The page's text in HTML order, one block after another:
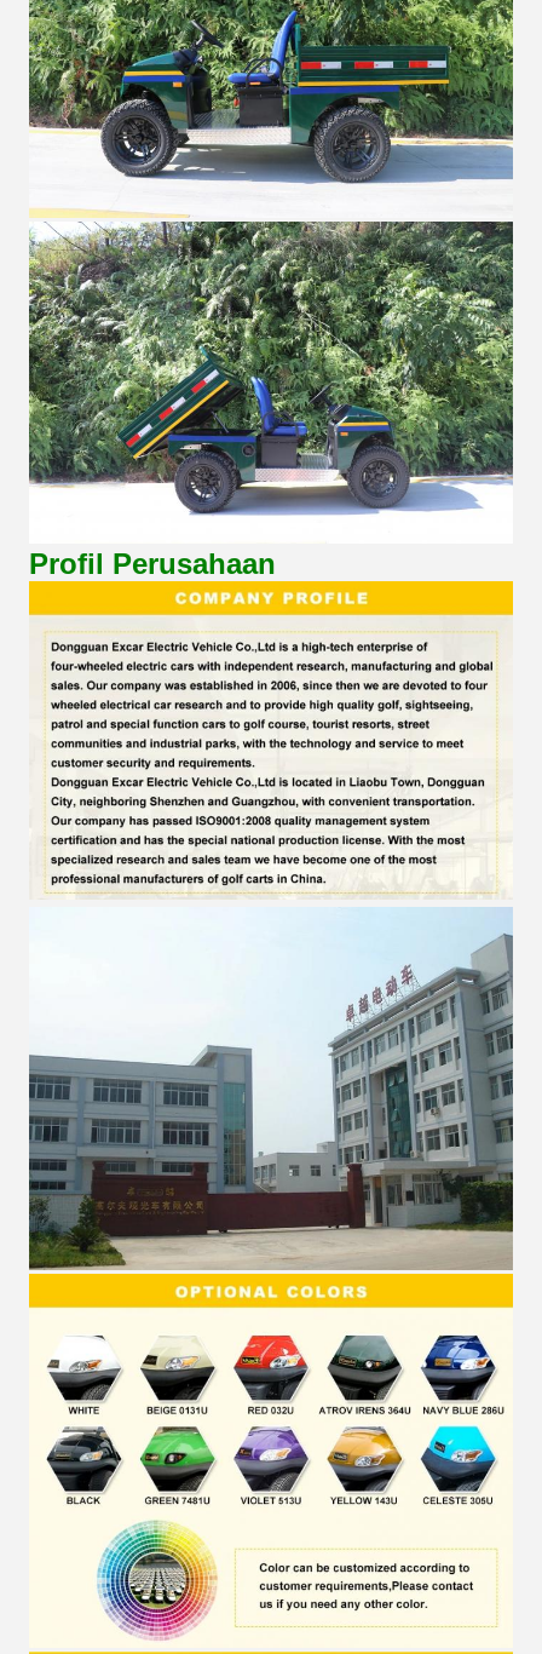
Profil Perusahaan